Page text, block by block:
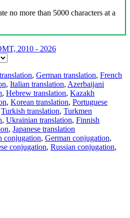
no more than 5000 characters at a
2010 - 2026
, German translation, French
, Italian translation, Azerbaijani
, Hebrew translation, Kazakh
, Korean translation, Portuguese
Turkish translation, Turkmen
, Ukrainian translation, Finnish
, Japanese translation
conjugation, German conjugation,
conjugation, Russian conjugation,